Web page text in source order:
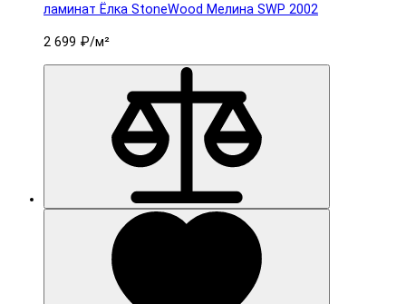
ламинат Ëлка StoneWood Мелина SWP 2002
2 699 ₽/м²